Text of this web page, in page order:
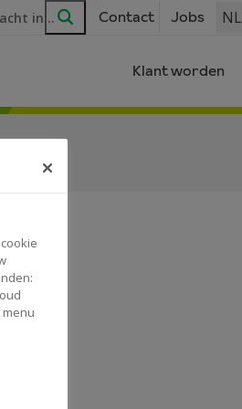
Zoeken
Contact Jobs NL
Klant worden